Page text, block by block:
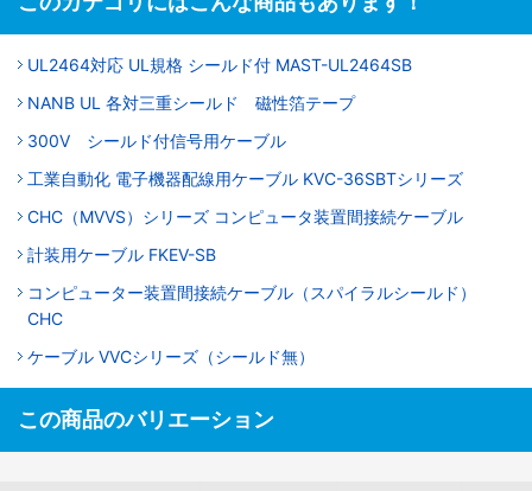
UL2464対応 UL規格 シールド付 MAST-UL2464SB
NANB UL 各対三重シールド 磁性箔テープ
300V シールド付信号用ケーブル
工業自動化 電子機器配線用ケーブル KVC-36SBTシリーズ
CHC（MVVS）シリーズ コンピュータ装置間接続ケーブル
計装用ケーブル FKEV-SB
コンピューター装置間接続ケーブル（スパイラルシールド）
CHC
ケーブル VVCシリーズ（シールド無）
この商品のバリエーション